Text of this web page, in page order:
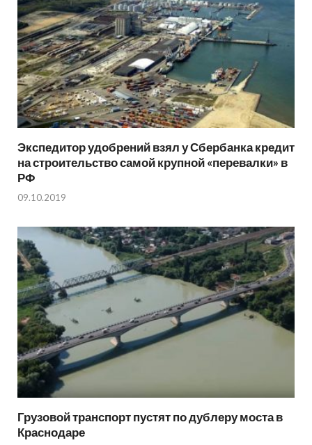
Экспедитор удобрений взял у Сбербанка кредит
на строительство самой крупной «перевалки» в
РФ
09.10.2019
Грузовой транспорт пустят по дублеру моста в
Краснодаре